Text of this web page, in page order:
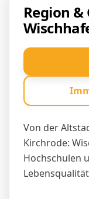
Region &
Von der
Kirchrode:
Hochschulen